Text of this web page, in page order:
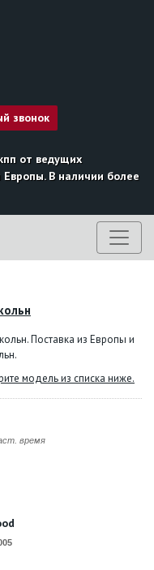
звонок
от ведущих
В наличии более
Поставка из Европы и
модель из списка ниже.
время